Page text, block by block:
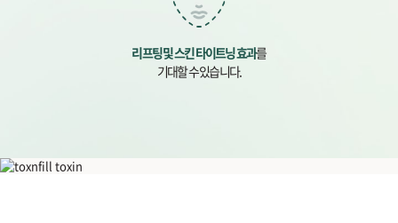
리프팅 및 스킨 타이트닝 효과를
기대할 수 있습니다.